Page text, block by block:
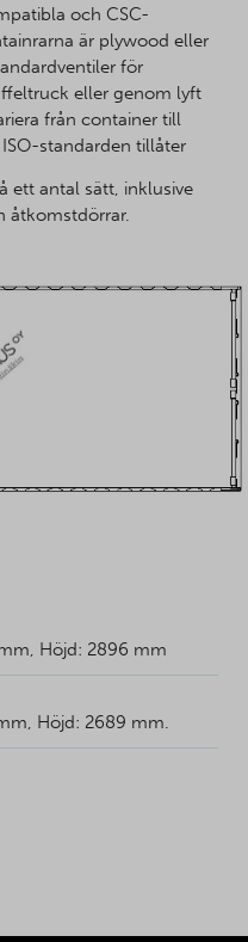
och CSC-
är plywood eller
för
eller genom lyft
från container till
standarden tillåter
ett antal sätt, inklusive
åtkomstdörrar.
Höjd: 2896 mm
Höjd: 2689 mm.